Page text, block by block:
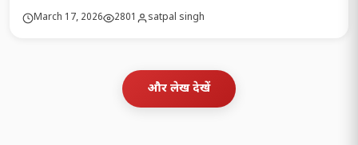
March 17, 2026 2801 satpal singh
और लेख देखें